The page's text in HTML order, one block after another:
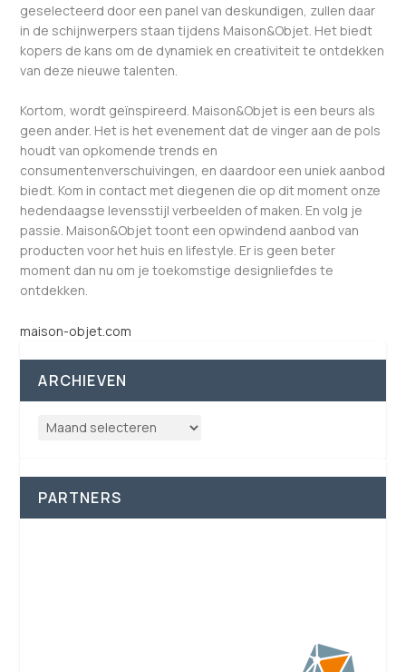
geselecteerd door een panel van deskundigen, zullen daar
in de schijnwerpers staan tijdens Maison&Objet. Het biedt
kopers de kans om de dynamiek en creativiteit te ontdekken
van deze nieuwe talenten.
Kortom, wordt geïnspireerd. Maison&Objet is een beurs als
geen ander. Het is het evenement dat de vinger aan de pols
houdt van opkomende trends en
consumentenverschuivingen, en daardoor een uniek aanbod
biedt. Kom in contact met diegenen die op dit moment onze
hedendaagse levensstijl verbeelden of maken. En volg je
passie. Maison&Objet toont een opwindend aanbod van
producten voor het huis en lifestyle. Er is geen beter
moment dan nu om je toekomstige designliefdes te
ontdekken.
maison-objet.com
ARCHIEVEN
PARTNERS